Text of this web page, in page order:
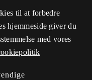
til at forbedre
hjemmeside giver du
med vores